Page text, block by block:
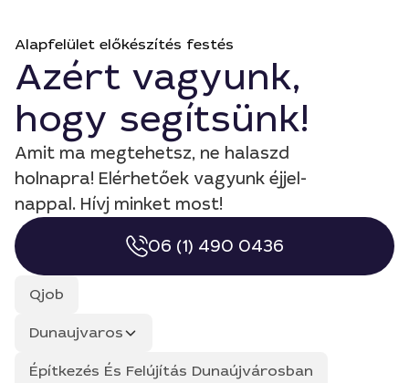
Alapfelület előkészítés festés
Azért vagyunk,
hogy segítsünk!
Amit ma megtehetsz, ne halaszd
holnapra! Elérhetőek vagyunk éjjel-
nappal. Hívj minket most!
06 (1) 490 0436
Qjob
Dunaujvaros
Építkezés És Felújítás Dunaújvárosban